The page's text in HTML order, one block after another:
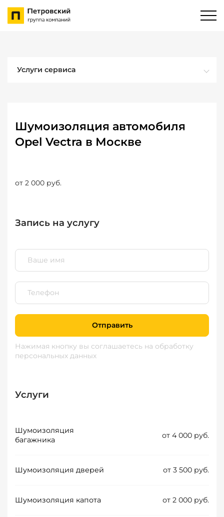
Услуги сервиса
Шумоизоляция автомобиля
Opel Vectra в Москве
от 2 000 руб.
Запись на услугу
Отправить
Нажимая кнопку вы соглашаетесь на обработку
персональных данных
Услуги
Шумоизоляция
багажника
от 4 000 руб.
Шумоизоляция дверей от 3 500 руб.
Шумоизоляция капота от 2 000 руб.